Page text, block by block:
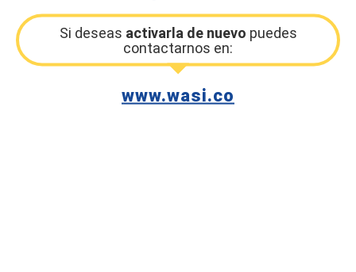
Si deseas activarla de nuevo puedes
contactarnos en:
www.wasi.co